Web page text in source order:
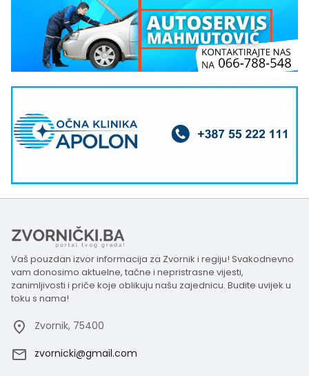
Vaš pouzdan izvor informacija za Zvornik i regiju! Svakodnevno
vam donosimo aktuelne, tačne i nepristrasne vijesti,
zanimljivosti i priče koje oblikuju našu zajednicu. Budite uvijek u
toku s nama!
Zvornik, 75400
zvornicki@gmail.com